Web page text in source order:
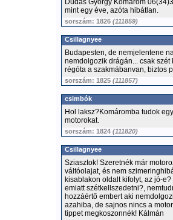
Dudás György Komárom
mint egy éve, azóta hibátlan.
sorszám: 1826 (111859)
Csillagnyee
Budapesten, de nemjelentene
nemdolgozik drágán... csak
régóta a szakmábanvan, biztos
sorszám: 1825 (111857)
csimbók
Hol laksz?Komáromba tudok
motorokat.
sorszám: 1824 (111820)
Csillagnyee
Sziasztok! Szeretnék már
váltóolajat, és nem
kisablakon oldalt kifolyt, az jó-
emiatt szétkellszedetni?,
hozzáértő embert aki
azahiba, de sajnos nincs a
tippet megkoszonnék! Kálmán